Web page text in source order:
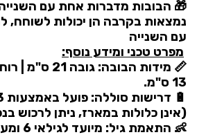
נמצאות בקרבה הן יכולות לשוחח,
עם השנייה
מפרט טכני ומידע נוסף:
13 ס"מ.
(אינן כלולות במארז, ניתן לרכוש
👶 התאמת גיל: מיועד לגילאי 6 ומעלה.